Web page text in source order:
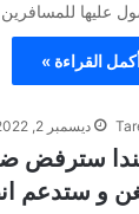
عليها
القراءة »
ديسمبر 2, 2022
سترفض
و ستدعم